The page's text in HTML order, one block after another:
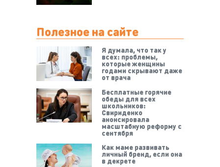
Полезное на сайте
Я думала, что так у
всех: проблемы,
которые женщины
годами скрывают даже
от врача
Бесплатные горячие
обеды для всех
школьников:
Свириденко
анонсировала
масштабную реформу с
сентября
Как маме развивать
личный бренд, если она
в декрете